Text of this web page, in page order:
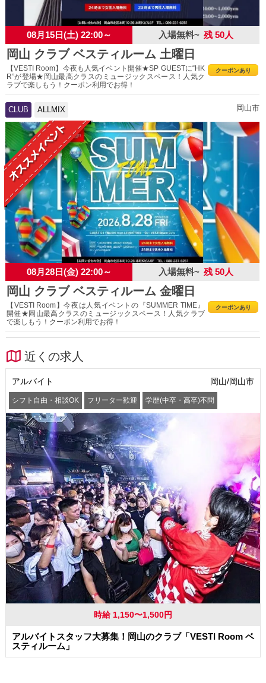
08月15日(土) 22:00～ 入場無料~ 残 50人
岡山 クラブ ベスティルーム 土曜日
クーポンあり
【VESTI Room】今夜も人気イベント開催★SP GUESTに“HK
R”が登場★岡山最高クラスのミュージックスペース！人気ク
ラブで楽しもう！クーポン利用でお得！
CLUB ALLMIX 岡山市
08月28日(金) 22:00～ 入場無料~ 残 50人
岡山 クラブ ベスティルーム 金曜日
クーポンあり
【VESTI Room】今夜は人気イベントの『SUMMER TIME』
開催★岡山最高クラスのミュージックスペース！人気クラブ
で楽しもう！クーポン利用でお得！
近くの求人
アルバイト 岡山/岡山市
シフト自由・相談OK フリーター歓迎 学歴(中卒・高卒)不問
髪型・髪色自由 交通費支給
時給 1,150〜1,500円
アルバイトスタッフ大募集！岡山のクラブ「VESTI Room ベ
スティルーム」